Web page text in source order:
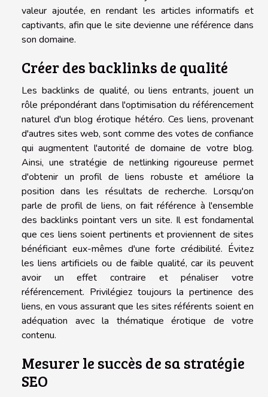
valeur ajoutée, en rendant les articles informatifs et
captivants, afin que le site devienne une référence dans
son domaine.
Créer des backlinks de qualité
Les backlinks de qualité, ou liens entrants, jouent un
rôle prépondérant dans l'optimisation du référencement
naturel d'un blog érotique hétéro. Ces liens, provenant
d'autres sites web, sont comme des votes de confiance
qui augmentent l'autorité de domaine de votre blog.
Ainsi, une stratégie de netlinking rigoureuse permet
d'obtenir un profil de liens robuste et améliore la
position dans les résultats de recherche. Lorsqu'on
parle de profil de liens, on fait référence à l'ensemble
des backlinks pointant vers un site. Il est fondamental
que ces liens soient pertinents et proviennent de sites
bénéficiant eux-mêmes d'une forte crédibilité. Évitez
les liens artificiels ou de faible qualité, car ils peuvent
avoir un effet contraire et pénaliser votre
référencement. Privilégiez toujours la pertinence des
liens, en vous assurant que les sites référents soient en
adéquation avec la thématique érotique de votre
contenu.
Mesurer le succès de sa stratégie
SEO